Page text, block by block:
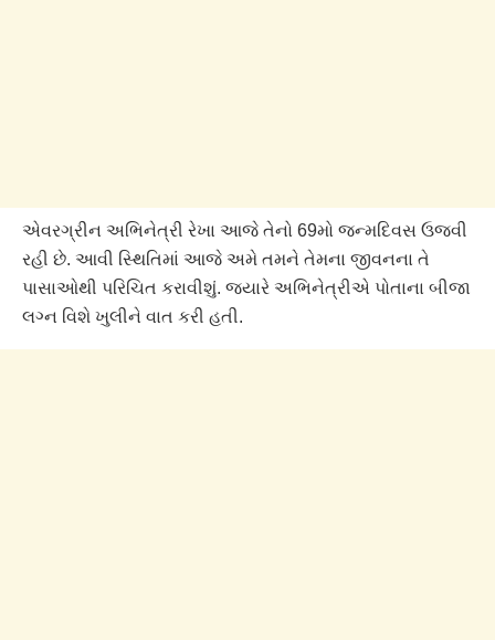
એવરગ્રીન અભિનેત્રી રેખા આજે તેનો 69મો જન્મદિવસ ઉજવી
રહી છે. આવી સ્થિતિમાં આજે અમે તમને તેમના જીવનના તે
પાસાઓથી પરિચિત કરાવીશું. જ્યારે અભિનેત્રીએ પોતાના બીજા
લગ્ન વિશે ખુલીને વાત કરી હતી.